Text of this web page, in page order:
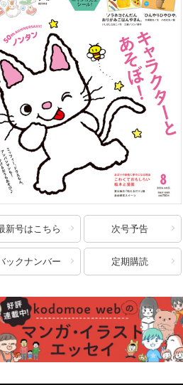
新号はこちら 次号予告
ックナンバー 定期購読